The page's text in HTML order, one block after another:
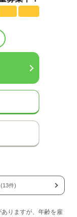
(13件)
りますが、年齢を雇